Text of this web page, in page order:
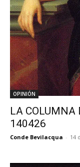
OPINIÓN
LA COLUMNA
140426
Conde Bevilacqua - 14